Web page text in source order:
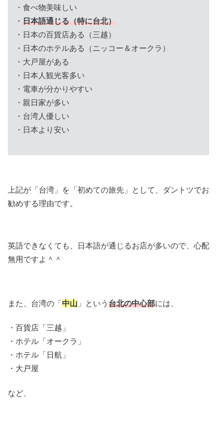
・食べ物美味しい
・ 日本語通じる（特に台北）
・日本の百貨店ある（三越）
・日本のホテルある（ニッコー＆オークラ）
・大戸屋がある
・日本人観光客多い
・電車が分かりやすい
・親日家が多い
・台湾人優しい
・日本より安い
上記が「台湾」を「初めての旅先」として、ダントツでお
勧めする理由です。
英語できなくても、日本語が通じるお店が多いので、心配
無用ですよ＾＾
また、台湾の「 中山 」という 台北の中心部には、
・百貨店「三越」
・ホテル「オークラ」
・ホテル「日航」
・大戸屋
など、